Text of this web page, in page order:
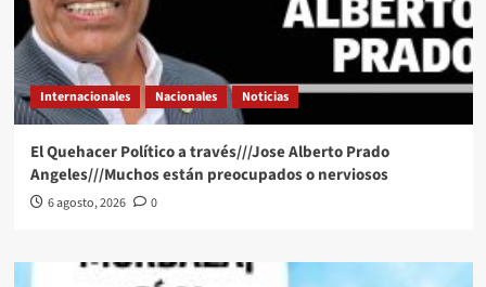
Internacionales Nacionales Noticias
El Quehacer Político a través///Jose Alberto Prado
Angeles///Muchos están preocupados o nerviosos
6 agosto, 2026 0